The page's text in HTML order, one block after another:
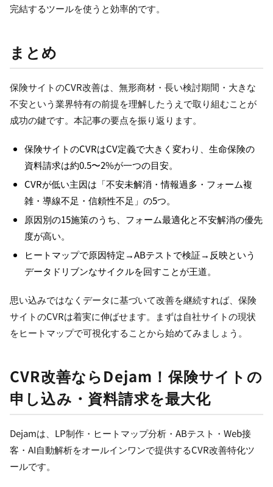
完結するツールを使うと効率的です。
まとめ
保険サイトのCVR改善は、無形商材・長い検討期間・大きな
不安という業界特有の前提を理解したうえで取り組むことが
成功の鍵です。本記事の要点を振り返ります。
保険サイトのCVRはCV定義で大きく変わり、生命保険の
資料請求は約0.5〜2%が一つの目安。
CVRが低い主因は「不安未解消・情報過多・フォーム複
雑・導線不足・信頼性不足」の5つ。
原因別の15施策のうち、フォーム最適化と不安解消の優先
度が高い。
ヒートマップで原因特定→ABテストで検証→反映という
データドリブンなサイクルを回すことが王道。
思い込みではなくデータに基づいて改善を継続すれば、保険
サイトのCVRは着実に伸ばせます。まずは自社サイトの現状
をヒートマップで可視化することから始めてみましょう。
CVR改善ならDejam！保険サイトの
申し込み・資料請求を最大化
Dejamは、LP制作・ヒートマップ分析・ABテスト・Web接
客・AI自動解析をオールインワンで提供するCVR改善特化ツ
ールです。